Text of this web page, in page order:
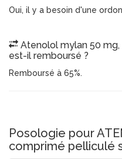
Oui, il y a besoin d'une
Atenolol mylan 50
est-il remboursé ?
Remboursé à 65%.
Posologie pour
comprimé pelliculé